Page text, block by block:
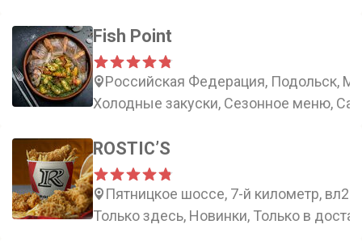
Fish Point
Российская Федерация, Подольск,
Холодные закуски, Сезонное меню,
ROSTIC’S
Пятницкое шоссе, 7-й километр, вл2
Только здесь, Новинки, Только в